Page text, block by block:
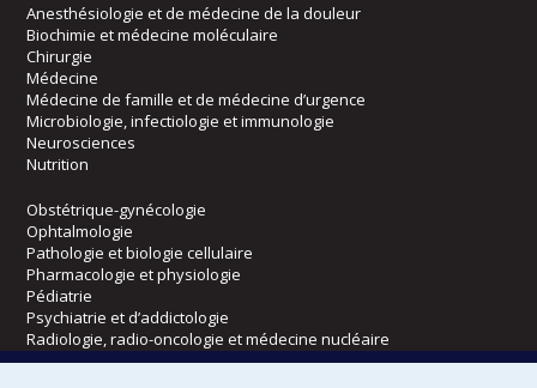
Anesthésiologie et de médecine de la douleur
Biochimie et médecine moléculaire
Chirurgie
Médecine
Médecine de famille et de médecine d’urgence
Microbiologie, infectiologie et immunologie
Neurosciences
Nutrition
Obstétrique-gynécologie
Ophtalmologie
Pathologie et biologie cellulaire
Pharmacologie et physiologie
Pédiatrie
Psychiatrie et d’addictologie
Radiologie, radio-oncologie et médecine nucléaire